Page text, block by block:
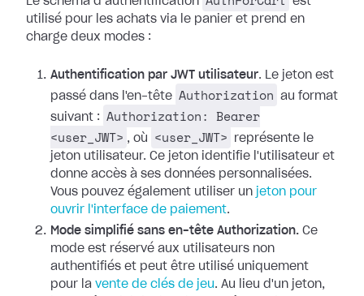
utilisé pour les achats via le panier et prend en
charge deux modes :
Authentification par JWT utilisateur. Le jeton est
passé dans l'en-tête Authorization
au format
suivant :
Authorization: Bearer
<user_JWT> , où <user_JWT>
représente le
jeton utilisateur. Ce jeton identifie l'utilisateur et
donne accès à ses données personnalisées.
Vous pouvez également utiliser un jeton pour
ouvrir l'interface de paiement.
Mode simplifié sans en-tête Authorization. Ce
mode est réservé aux utilisateurs non
authentifiés et peut être utilisé uniquement
pour la vente de clés de jeu . Au lieu d'un jeton,